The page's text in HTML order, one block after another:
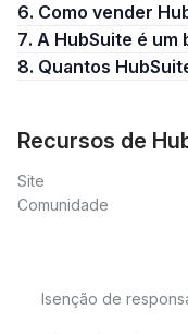
6. Como vender
7. A HubSuite é
8. Quantos
Recursos de
Site
Comunidade
Isenção de